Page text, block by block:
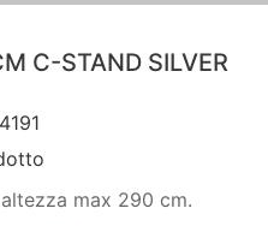
C-STAND SILVER
max 290 cm.